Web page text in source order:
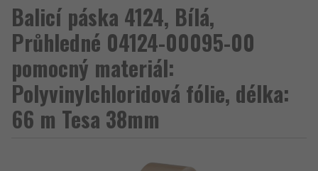
Balicí páska 4124, Bílá,
Průhledné 04124-00095-00
pomocný materiál:
Polyvinylchloridová fólie, délka:
66 m Tesa 38mm